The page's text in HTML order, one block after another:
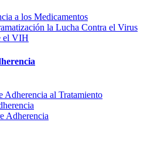
a los Medicamentos
la Lucha Contra el Virus
el VIH
Adherencia al Tratamiento
Adherencia